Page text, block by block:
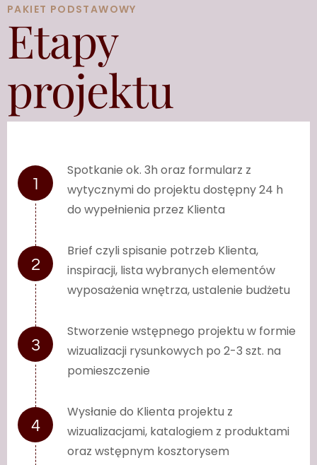
PAKIET PODSTAWOWY
Etapy
projektu
Spotkanie ok. 3h oraz formularz z
wytycznymi do projektu dostępny 24 h
do wypełnienia przez Klienta
Brief czyli spisanie potrzeb Klienta,
inspiracji, lista wybranych elementów
wyposażenia wnętrza, ustalenie budżetu
Stworzenie wstępnego projektu w formie
wizualizacji rysunkowych po 2-3 szt. na
pomieszczenie
Wysłanie do Klienta projektu z
wizualizacjami, katalogiem z produktami
oraz wstępnym kosztorysem